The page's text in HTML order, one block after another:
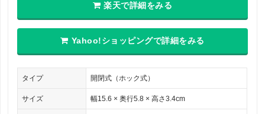
楽天で詳細をみる
Yahoo!ショッピングで詳細をみる
タイプ 開閉式（ホック式）
サイズ 幅15.6 × 奥行5.8 × 高さ3.4cm